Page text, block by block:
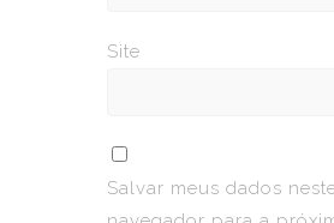
Site
Salvar meus dados